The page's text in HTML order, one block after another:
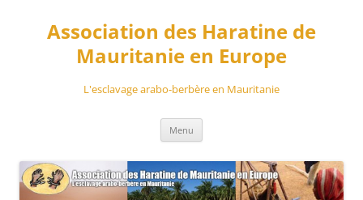
contenuAssociation des Haratine de
Mauritanie en Europe
L'esclavage arabo-berbère en Mauritanie
Menu